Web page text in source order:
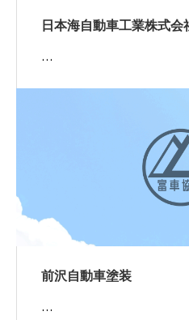
日本海自動車工業株式会
…
前沢自動車塗装
…